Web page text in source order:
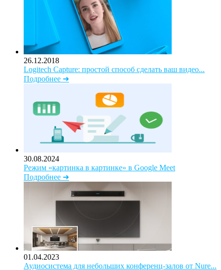
26.12.2018
Logitech Capture: простой способ сделать ваш видео...
Подробнее ➜
30.08.2024
Режим «картинка в картинке» в Google Meet
Подробнее ➜
01.04.2023
Аудиосистема для небольших конференц-залов от Nure...